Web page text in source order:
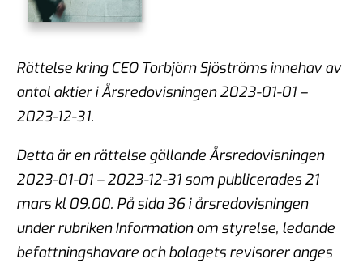
Rättelse kring CEO Torbjörn Sjöströms innehav av
antal aktier i Årsredovisningen 2023-01-01 –
2023-12-31.
Detta är en rättelse gällande Årsredovisningen
2023-01-01 – 2023-12-31 som publicerades 21
mars kl 09.00. På sida 36 i årsredovisningen
under rubriken Information om styrelse, ledande
befattningshavare och bolagets revisorer anges